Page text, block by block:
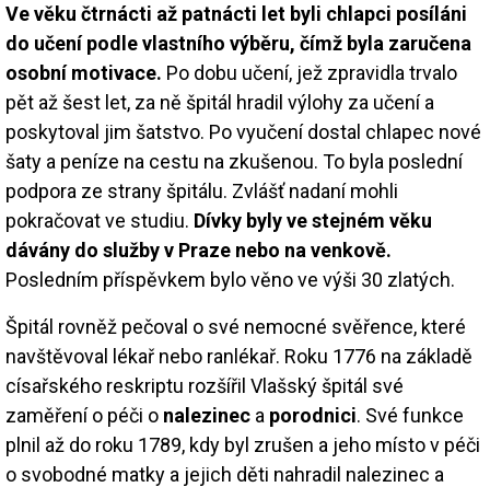
Ve věku čtrnácti až patnácti let byli chlapci posíláni
do učení podle vlastního výběru, čímž byla zaručena
osobní motivace. Po dobu učení, jež zpravidla trvalo
pět až šest let, za ně špitál hradil výlohy za učení a
poskytoval jim šatstvo. Po vyučení dostal chlapec nové
šaty a peníze na cestu na zkušenou. To byla poslední
podpora ze strany špitálu. Zvlášť nadaní mohli
pokračovat ve studiu. Dívky byly ve stejném věku
dávány do služby v Praze nebo na venkově.
Posledním příspěvkem bylo věno ve výši 30 zlatých.
Špitál rovněž pečoval o své nemocné svěřence, které
navštěvoval lékař nebo ranlékař. Roku 1776 na základě
císařského reskriptu rozšířil Vlašský špitál své
zaměření o péči o nalezinec a porodnici. Své funkce
plnil až do roku 1789, kdy byl zrušen a jeho místo v péči
o svobodné matky a jejich děti nahradil nalezinec a